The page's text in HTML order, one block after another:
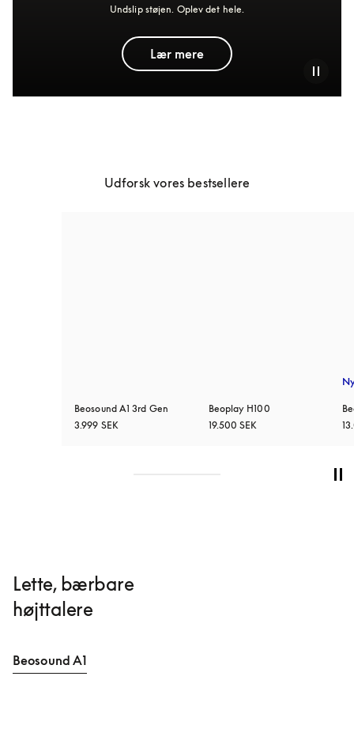
Undslip støjen. Oplev det hele.
Lær mere
Udforsk vores bestsellere
Beosound A1 3rd Gen
3.999 SEK
Beoplay H100
19.500 SEK
Lette, bærbare
højttalere
Beosound A1